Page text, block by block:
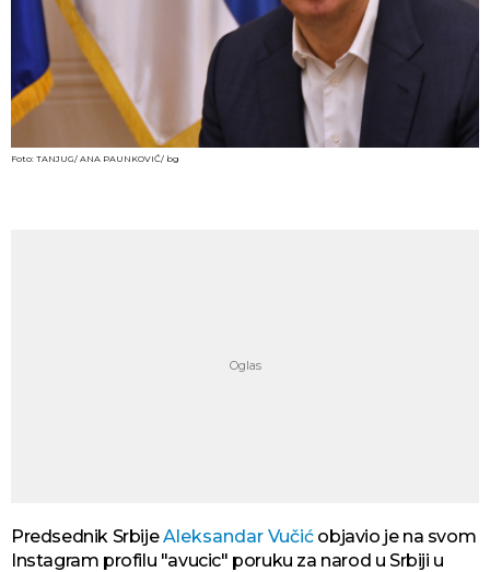
Foto: TANJUG/ ANA PAUNKOVIĆ/ bg
Predsednik SrbijeAleksandar Vučićobjavio je na svom
Instagram profilu "avucic" poruku za narod u Srbiji u